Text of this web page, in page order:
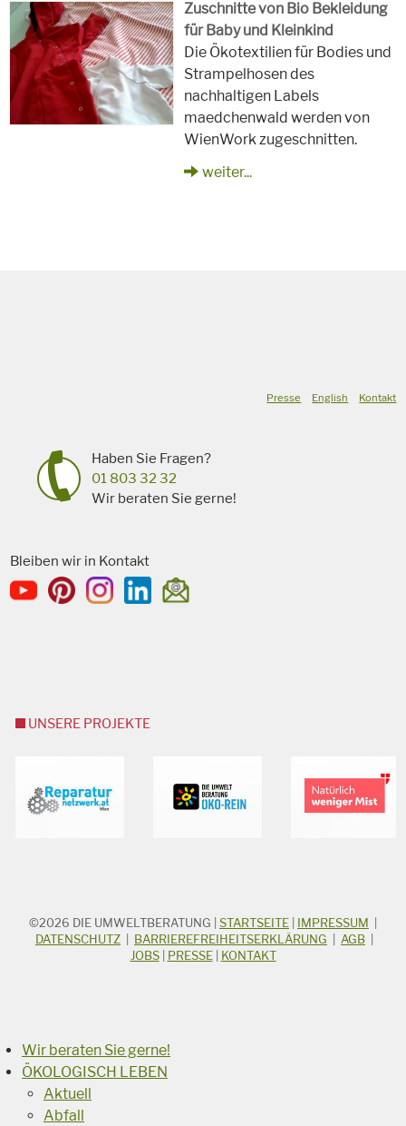
Zuschnitte von Bio Bekleidung
für Baby und Kleinkind
Die Ökotextilien für Bodies und
Strampelhosen des
nachhaltigen Labels
maedchenwald werden von
WienWork zugeschnitten.
weiter...
Presse English Kontakt
Haben Sie Fragen?
01 803 32 32
Wir beraten Sie gerne!
Bleiben wir in Kontakt
UNSERE PROJEKTE
STICHWORTSUCHE
Suchbegriff
©2026 DIE UMWELTBERATUNG STARTSEITE IMPRESSUM
DATENSCHUTZ
BARRIEREFREIHEITSERKLÄRUNG AGB
JOBS| PRESSE| KONTAKT
Wir beraten Sie gerne!
ÖKOLOGISCH LEBEN
Aktuell
Abfall